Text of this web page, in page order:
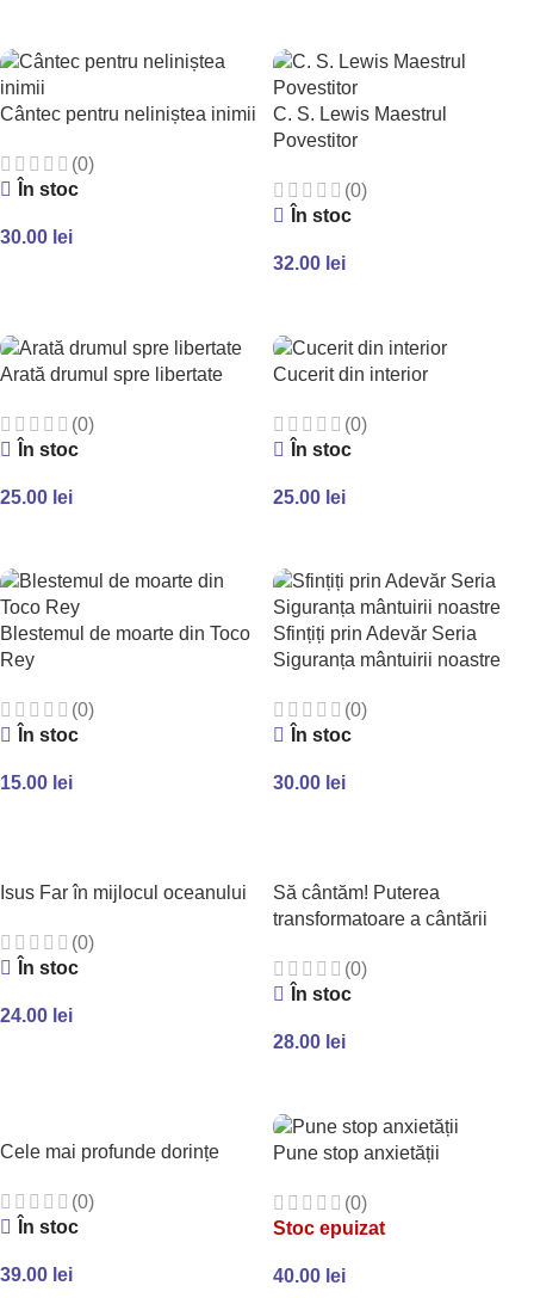
Cântec pentru neliniștea inimii
(0)
În stoc
30.00 lei
C. S. Lewis Maestrul
Povestitor
(0)
În stoc
32.00 lei
Arată drumul spre libertate
(0)
În stoc
25.00 lei
Cucerit din interior
(0)
În stoc
25.00 lei
Blestemul de moarte din Toco
Rey
(0)
În stoc
15.00 lei
Sfințiți prin Adevăr Seria
Siguranța mântuirii noastre
(0)
În stoc
30.00 lei
Isus Far în mijlocul oceanului
(0)
În stoc
24.00 lei
Să cântăm! Puterea
transformatoare a cântării
(0)
În stoc
28.00 lei
Cele mai profunde dorințe
(0)
În stoc
39.00 lei
Pune stop anxietății
(0)
Stoc epuizat
40.00 lei